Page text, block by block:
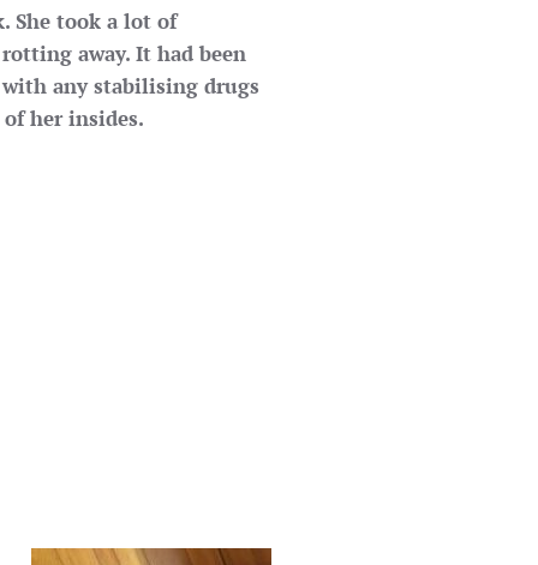
She took a lot of
away. It had been
any stabilising drugs
her insides.